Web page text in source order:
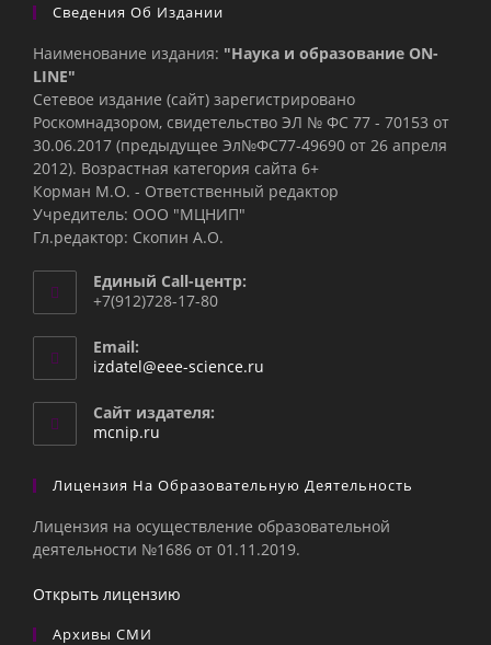
Сведения Об Издании
Наименование издания: "Наука и образование ON-
LINE"
Сетевое издание (сайт) зарегистрировано
Роскомнадзором, свидетельство ЭЛ № ФС 77 - 70153 от
30.06.2017 (предыдущее Эл№ФC77-49690 от 26 апреля
2012). Возрастная категория сайта 6+
Корман М.О. - Ответственный редактор
Учредитель: ООО "МЦНИП"
Гл.редактор: Скопин А.О.
Единый Call-центр:
+7(912)728-17-80
Email:
izdatel@eee-science.ru
Сайт издателя:
mcnip.ru
Лицензия На Образовательную Деятельность
Лицензия на осуществление образовательной
деятельности №1686 от 01.11.2019.
Открыть лицензию
Архивы СМИ